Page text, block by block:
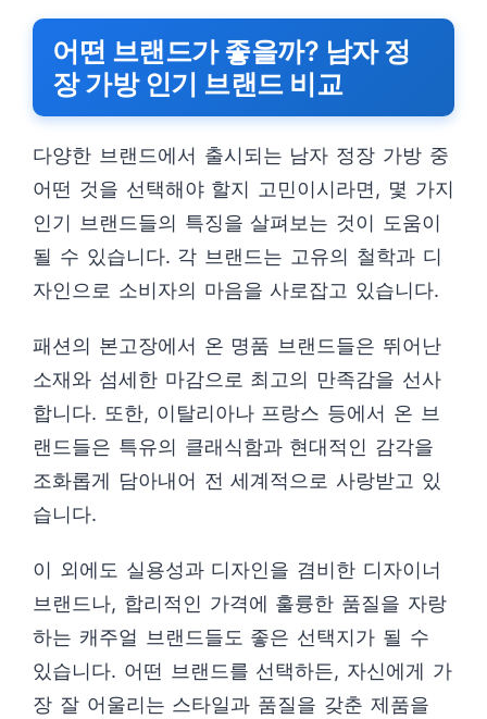
어떤 브랜드가 좋을까? 남자 정
장 가방 인기 브랜드 비교
다양한 브랜드에서 출시되는 남자 정장 가방 중
어떤 것을 선택해야 할지 고민이시라면, 몇 가지
인기 브랜드들의 특징을 살펴보는 것이 도움이
될 수 있습니다. 각 브랜드는 고유의 철학과 디
자인으로 소비자의 마음을 사로잡고 있습니다.
패션의 본고장에서 온 명품 브랜드들은 뛰어난
소재와 섬세한 마감으로 최고의 만족감을 선사
합니다. 또한, 이탈리아나 프랑스 등에서 온 브
랜드들은 특유의 클래식함과 현대적인 감각을
조화롭게 담아내어 전 세계적으로 사랑받고 있
습니다.
이 외에도 실용성과 디자인을 겸비한 디자이너
브랜드나, 합리적인 가격에 훌륭한 품질을 자랑
하는 캐주얼 브랜드들도 좋은 선택지가 될 수
있습니다. 어떤 브랜드를 선택하든, 자신에게 가
장 잘 어울리는 스타일과 품질을 갖춘 제품을